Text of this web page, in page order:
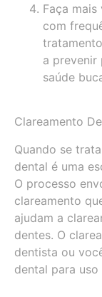
Faça
com
a prevenir
saúde
Clareamento
Quando se
dental é uma
O processo
clareamento
ajudam a
dentes. O
dentista ou
dental para uso